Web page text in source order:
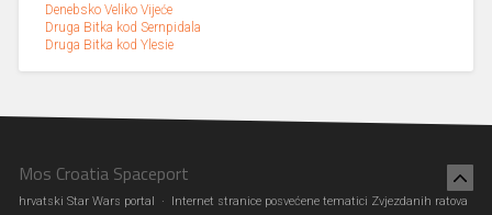
Denebsko Veliko Vijeće
Druga Bitka kod Sernpidala
Druga Bitka kod Ylesie
Mos Croatia Spaceport
hrvatski Star Wars portal · Internet stranice posvećene tematici Zvjezdanih ratova